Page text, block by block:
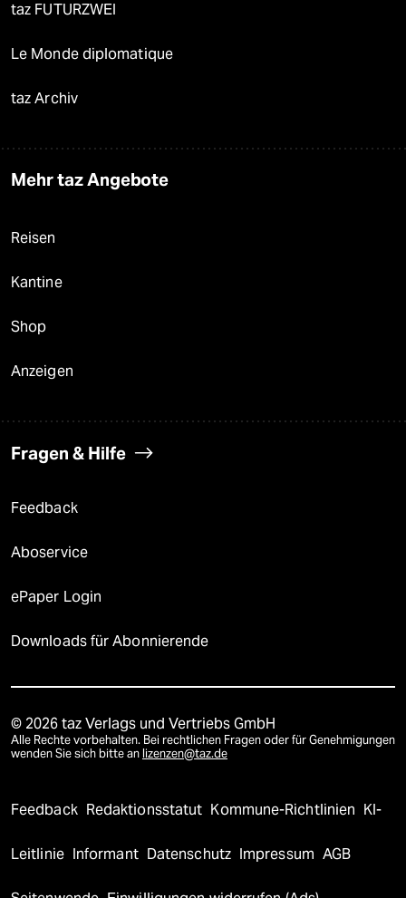
taz FUTURZWEI
Le Monde diplomatique
taz Archiv
Mehr taz Angebote
Reisen
Kantine
Shop
Anzeigen
Fragen & Hilfe
Feedback
Aboservice
ePaper Login
Downloads für Abonnierende
© 2026 taz Verlags und Vertriebs GmbH
Alle Rechte vorbehalten. Bei rechtlichen Fragen oder für Genehmigungen
wenden Sie sich bitte an lizenzen@taz.de
Feedback Redaktionsstatut Kommune-Richtlinien KI-
Leitlinie Informant Datenschutz Impressum AGB